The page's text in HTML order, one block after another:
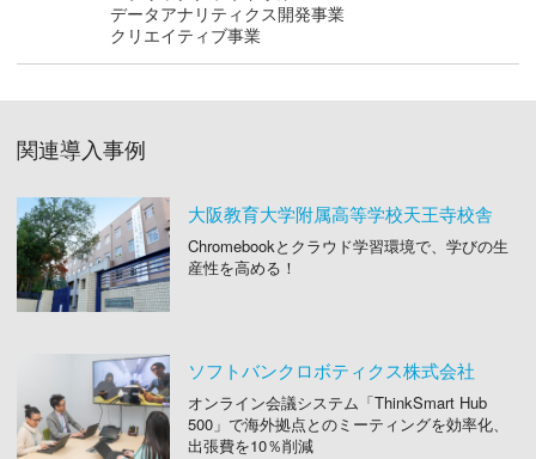
データアナリティクス開発事業
クリエイティブ事業
関連導入事例
大阪教育大学附属高等学校天王寺校舎
Chromebookとクラウド学習環境で、学びの生
産性を高める！
ソフトバンクロボティクス株式会社
オンライン会議システム「ThinkSmart Hub
500」で海外拠点とのミーティングを効率化、
出張費を10％削減